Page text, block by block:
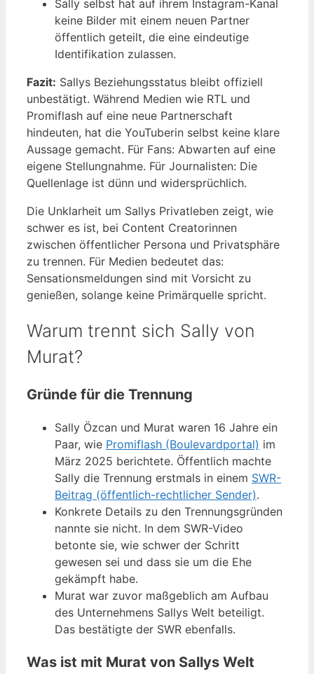
Sally selbst hat auf ihrem Instagram-Kanal
keine Bilder mit einem neuen Partner
öffentlich geteilt, die eine eindeutige
Identifikation zulassen.
Fazit: Sallys Beziehungsstatus bleibt offiziell
unbestätigt. Während Medien wie RTL und
Promiflash auf eine neue Partnerschaft
hindeuten, hat die YouTuberin selbst keine klare
Aussage gemacht. Für Fans: Abwarten auf eine
eigene Stellungnahme. Für Journalisten: Die
Quellenlage ist dünn und widersprüchlich.
Die Unklarheit um Sallys Privatleben zeigt, wie
schwer es ist, bei Content Creatorinnen
zwischen öffentlicher Persona und Privatsphäre
zu trennen. Für Medien bedeutet das:
Sensationsmeldungen sind mit Vorsicht zu
genießen, solange keine Primärquelle spricht.
Warum trennt sich Sally von
Murat?
Gründe für die Trennung
Sally Özcan und Murat waren 16 Jahre ein
Paar, wie Promiflash (Boulevardportal) im
März 2025 berichtete. Öffentlich machte
Sally die Trennung erstmals in einem SWR-
Beitrag (öffentlich-rechtlicher Sender).
Konkrete Details zu den Trennungsgründen
nannte sie nicht. In dem SWR-Video
betonte sie, wie schwer der Schritt
gewesen sei und dass sie um die Ehe
gekämpft habe.
Murat war zuvor maßgeblich am Aufbau
des Unternehmens Sallys Welt beteiligt.
Das bestätigte der SWR ebenfalls.
Was ist mit Murat von Sallys Welt